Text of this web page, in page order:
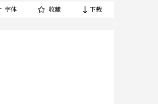
字体 收藏 下载